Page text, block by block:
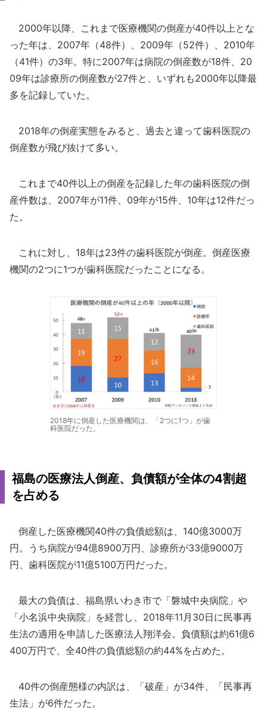
2000年以降、これまで医療機関の倒産が40件以上とな
った年は、2007年（48件）、2009年（52件）、2010年
（41件）の3年。特に2007年は病院の倒産数が18件、20
09年は診療所の倒産数が27件と、いずれも2000年以降最
多を記録していた。
2018年の倒産実態をみると、過去と違って歯科医院の
倒産数が飛び抜けて多い。
これまで40件以上の倒産を記録した年の歯科医院の倒
産件数は、2007年が11件、09年が15件、10年は12件だっ
た。
これに対し、18年は23件の歯科医院が倒産。倒産医療
機関の2つに1つが歯科医院だったことになる。
2018年に倒産した医療機関は、「2つに1つ」が歯
科医院だった。
福島の医療法人倒産、負債額が全体の4割超
を占める
倒産した医療機関40件の負債総額は、140億3000万
円。うち病院が94億8900万円、診療所が33億9000万
円、歯科医院が11億5100万円だった。
最大の負債は、福島県いわき市で「磐城中央病院」や
「小名浜中央病院」を経営し、2018年11月30日に民事再
生法の適用を申請した医療法人翔洋会。負債額は約61億6
400万円で、全40件の負債総額の約44%を占めた。
40件の倒産態様の内訳は、「破産」が34件、「民事再
生法」が6件だった。